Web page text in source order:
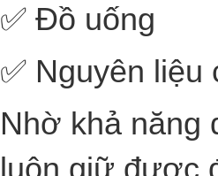
✅ Đồ uống
✅ Nguyên liệu
Nhờ khả năng
luôn giữ được